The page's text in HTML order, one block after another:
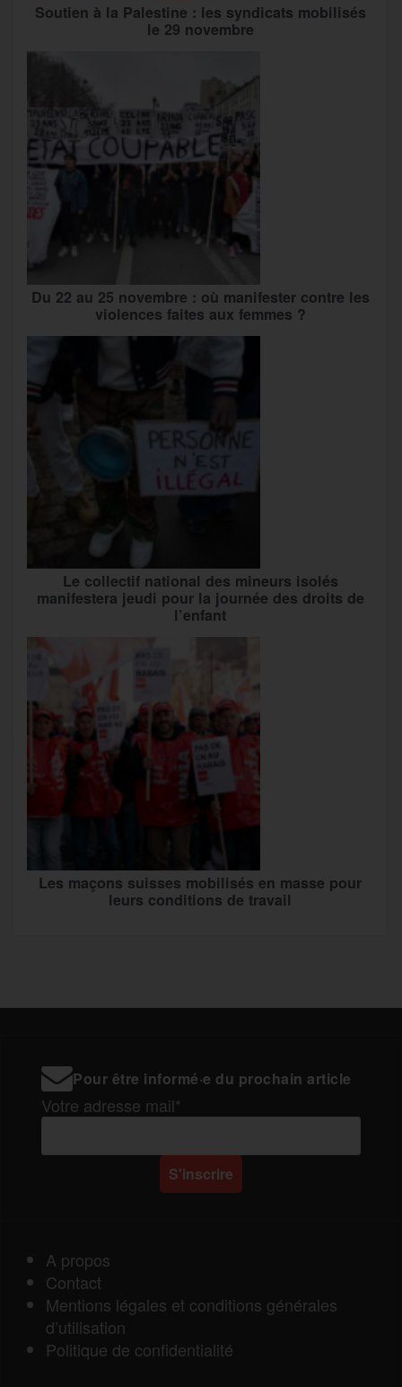
Soutien à la Palestine : les syndicats mobilisés
le 29 novembre
Du 22 au 25 novembre : où manifester contre les
violences faites aux femmes ?
Le collectif national des mineurs isolés
manifestera jeudi pour la journée des droits de
l’enfant
Les maçons suisses mobilisés en masse pour
leurs conditions de travail
Pour être informé·e du prochain article
Votre adresse mail*
A propos
Contact
Mentions légales et conditions générales
d’utilisation
Politique de confidentialité